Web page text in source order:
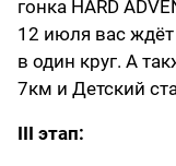
гонка HARD
12 июля вас ждёт
в один круг. А
7км и Детский
III этап: